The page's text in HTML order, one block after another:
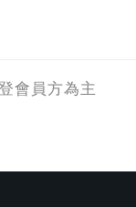
會員方為主